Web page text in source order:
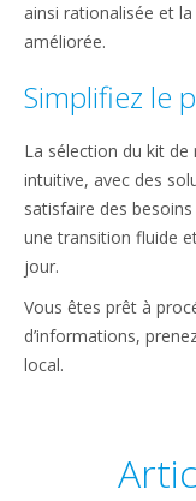
ainsi rationalisée et
améliorée.
Simplifiez le
La sélection du kit
intuitive, avec des
satisfaire des
une transition fluide
jour.
Vous êtes prêt à
d’informations,
local.